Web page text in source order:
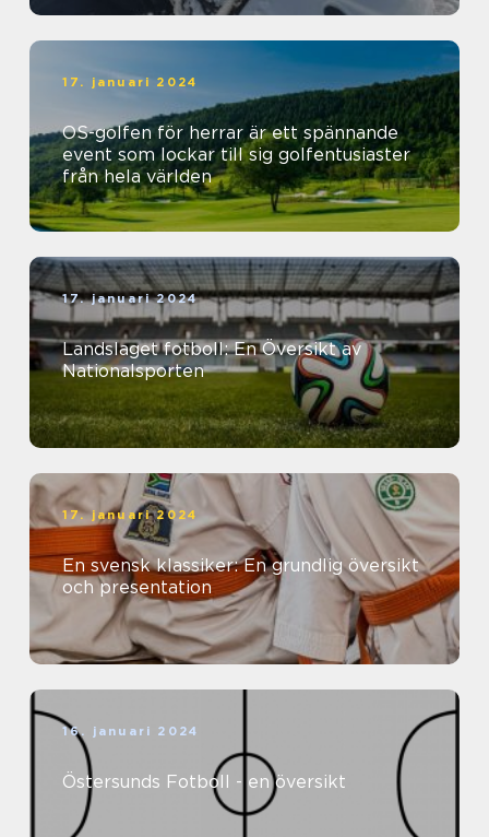
17. januari 2024
OS-golfen för herrar är ett spännande
event som lockar till sig golfentusiaster
från hela världen
17. januari 2024
Landslaget fotboll: En Översikt av
Nationalsporten
17. januari 2024
En svensk klassiker: En grundlig översikt
och presentation
16. januari 2024
Östersunds Fotboll - en översikt